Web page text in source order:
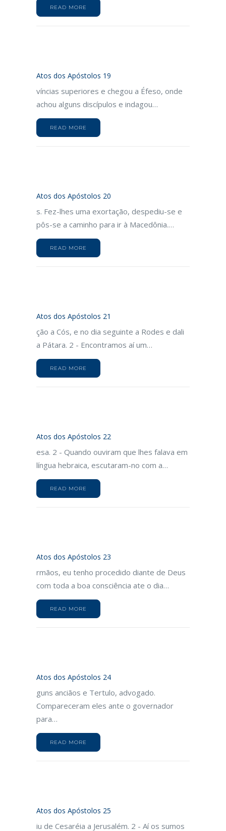
READ MORE
Atos dos Apóstolos 19
víncias superiores e chegou a Éfeso, onde
achou alguns discípulos e indagou…
READ MORE
Atos dos Apóstolos 20
s. Fez-lhes uma exortação, despediu-se e
pôs-se a caminho para ir à Macedônia.…
READ MORE
Atos dos Apóstolos 21
ção a Cós, e no dia seguinte a Rodes e dali
a Pátara. 2 - Encontramos aí um…
READ MORE
Atos dos Apóstolos 22
esa. 2 - Quando ouviram que lhes falava em
língua hebraica, escutaram-no com a…
READ MORE
Atos dos Apóstolos 23
rmãos, eu tenho procedido diante de Deus
com toda a boa consciência ate o dia…
READ MORE
Atos dos Apóstolos 24
guns anciãos e Tertulo, advogado.
Compareceram eles ante o governador
para…
READ MORE
Atos dos Apóstolos 25
iu de Cesaréia a Jerusalém. 2 - Aí os sumos